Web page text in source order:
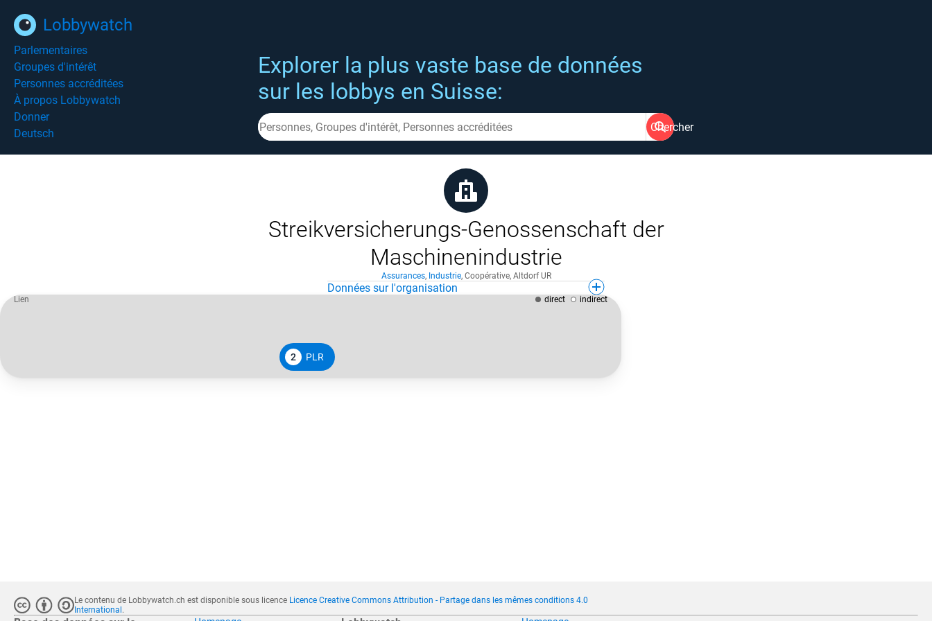
Lobbywatch
Parlementaires
Groupes d'intérêt
Personnes accréditées
À propos Lobbywatch
Donner
Deutsch
Explorer la plus vaste base de données
sur les lobbys en Suisse:
Chercher
Streikversicherungs-Genossenschaft der
Maschinenindustrie
Assurances, Industrie, Coopérative, Altdorf UR
Données sur l'organisation
2 PLR
Lien direct indirect
Le contenu de Lobbywatch.ch est disponible sous licence Licence Creative Commons Attribution - Partage dans les mêmes conditions 4.0
International .